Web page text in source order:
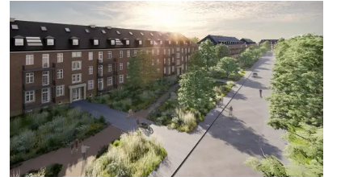
IM FOKUS
KARRIERE
PROJEKTE
KONTAKT